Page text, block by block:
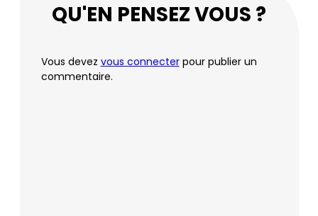
QU'EN PENSEZ VOUS ?
Vous devez vous connecterpour publier un
commentaire.